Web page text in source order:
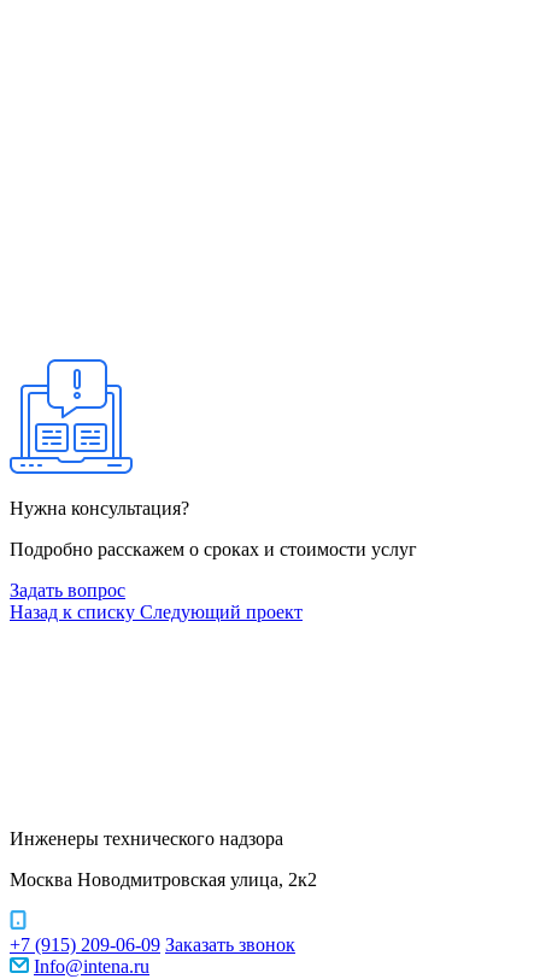
Нужна консультация?
Подробно расскажем о сроках и стоимости услуг
Задать вопрос
Назад к списку Следующий проект
Инженеры технического надзора
Москва Новодмитровская улица, 2к2
+7 (915) 209-06-09 Заказать звонок
Info@intena.ru